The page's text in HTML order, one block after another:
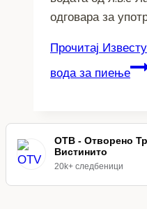
одговара за
Прочитај
вода за пиење
ОТВ - Отворено
Вистинито
20k+ следбеници